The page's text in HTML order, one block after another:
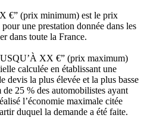
€” (prix minimum) est le prix
une prestation donnée dans les
dans toute la France.
XX €” (prix maximum)
calculée en établissant une
devis la plus élevée et la plus basse
25 % des automobilistes ayant
l’économie maximale citée
duquel la demande a été faite.